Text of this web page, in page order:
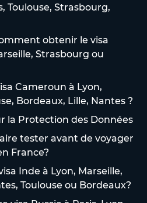
Toulouse, Strasbourg,
obtenir le visa
Strasbourg ou
Cameroun à Lyon,
Bordeaux, Lille, Nantes ?
la Protection des Données
tester avant de voyager
France?
Inde à Lyon, Marseille,
Toulouse ou Bordeaux?